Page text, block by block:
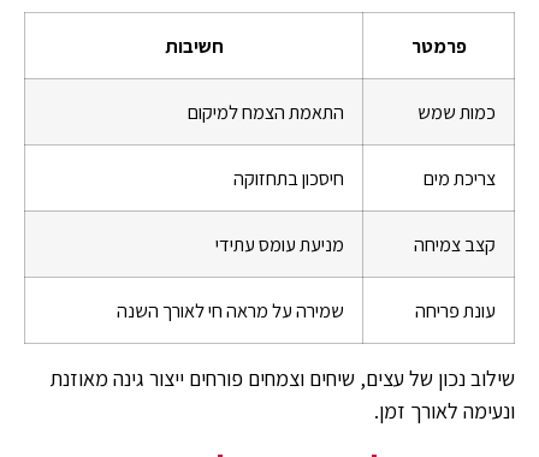
פרמטר חשיבות
כמות שמש התאמת הצמח למיקום
צריכת מים חיסכון בתחזוקה
קצב צמיחה מניעת עומס עתידי
עונת פריחה שמירה על מראה חי לאורך השנה
שילוב נכון של עצים, שיחים וצמחים פורחים ייצור גינה מאוזנת
ונעימה לאורך זמן.